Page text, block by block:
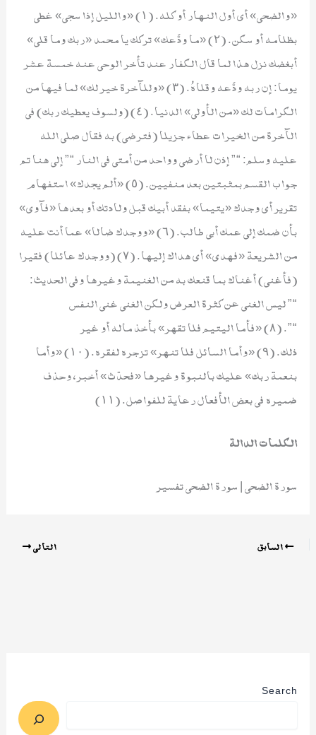
«والضحى» أي أول النهار أو كله. (١) «والليل إذا سجى» غطى
بظلامه أو سكن. (٢) «ما ودَّعك» تركك يا محمد «ربك وما قلى»
أبغضك نزل هذا لما قال الكفار عند تأخر الوحي عنه خمسة عشر
يوما: إن ربه ودَّعه وقلاهُ. (٣) «وللآخرة خير لك» لما فيها من
الكرامات لك «من الأولى» الدنيا. (٤) (ولسوف يعطيك ربك) في
الآخرة من الخيرات عطاء جزيلا (فترضى) به فقال صلى الله
عليه وسلم: “” إذن لا أرضى وواحد من أمتي في النار “” إلى هنا تم
جواب القسم بمثبتين بعد منفيين. (٥) «ألم يجدك» استفهام
تقرير أي وجدك «يتيما» بفقد أبيك قبل ولادتك أو بعدها «فآوى»
بأن ضمك إلى عمك أبي طالب. (٦) «ووجدك ضالا» عما أنت عليه
من الشريعة «فهدى» أي هداك إليها. (٧) (ووجدك عائلا) فقيرا
(فأغنى) أغناك بما قنعك به من الغنيمة وغيرها وفي الحديث:
“” ليس الغني عن كثرة العرض ولكن الغني غني النفس
“”. (٨) «فأما اليتيم فلا تقهر» بأخذ ماله أو غير
ذلك. (٩) «وأما السائل فلا تنهر» تزجره لفقره. (١٠) «وأما
بنعمة ربك» عليك بالنبوة وغيرها «فحدّث» أخبر، وحذف
ضميره في بعض الأفعال رعاية للفواصل. (١١)
الكلمات الدالة
سورة الضحى | سورة الضحى تفسير
السابق التالي
Search